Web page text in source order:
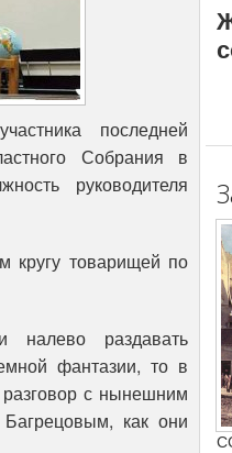
последней
Собрания в
руководителя
кругу товарищей по
налево раздавать
фантазии, то в
с нынешним
Багрецовым, как они